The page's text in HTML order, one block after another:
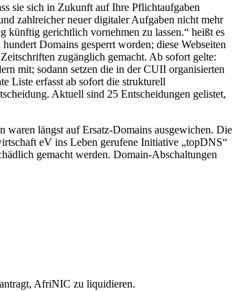
sie sich in Zukunft auf Ihre Pflichtaufgaben
zahlreicher neuer digitaler Aufgaben nicht mehr
künftig gerichtlich vornehmen zu lassen.“ heißt es
Domains gesperrt worden; diese Webseiten
zugänglich gemacht. Ab sofort gelte:
mit; sodann setzen die in der CUII organisierten
Liste erfasst ab sofort die strukturell
Aktuell sind 25 Entscheidungen gelistet,
längst auf Ersatz-Domains ausgewichen. Die
eV ins Leben gerufene Initiative „topDNS“
gemacht werden. Domain-Abschaltungen
AfriNIC zu liquidieren.